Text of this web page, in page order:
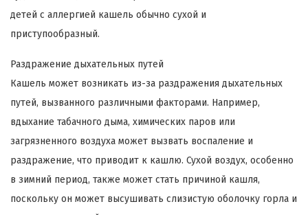
детей с аллергией кашель обычно сухой и
приступообразный.
Раздражение дыхательных путей
Кашель может возникать из-за раздражения дыхательных
путей, вызванного различными факторами. Например,
вдыхание табачного дыма, химических паров или
загрязненного воздуха может вызвать воспаление и
раздражение, что приводит к кашлю. Сухой воздух, особенно
в зимний период, также может стать причиной кашля,
поскольку он может высушивать слизистую оболочку горла и